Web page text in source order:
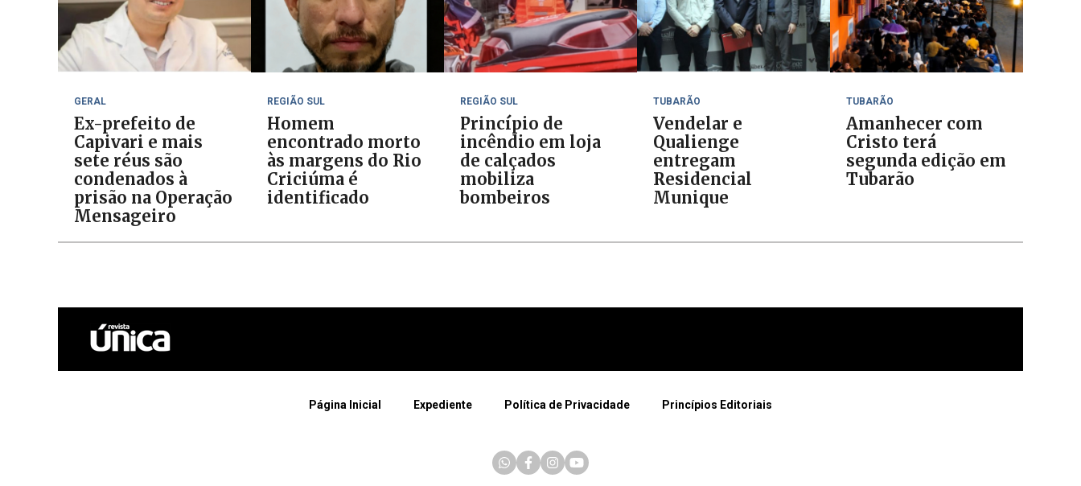
GERAL
Ex-prefeito de
Capivari e mais
sete réus são
condenados à
prisão na Operação
Mensageiro
REGIÃO SUL
Homem
encontrado morto
às margens do Rio
Criciúma é
identificado
REGIÃO SUL
Princípio de
incêndio em loja
de calçados
mobiliza
bombeiros
TUBARÃO
Vendelar e
Qualienge
entregam
Residencial
Munique
TUBARÃO
Amanhecer com
Cristo terá
segunda edição em
Tubarão
Página Inicial Expediente Política de Privacidade Princípios Editoriais